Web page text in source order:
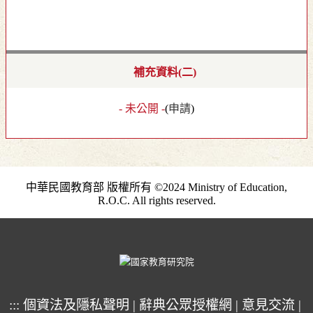
補充資料(二)
- 未公開 -(申請)
中華民國教育部 版權所有 ©2024 Ministry of Education,
R.O.C. All rights reserved.
::: 個資法及隱私聲明 | 辭典公眾授權網 | 意見交流 |